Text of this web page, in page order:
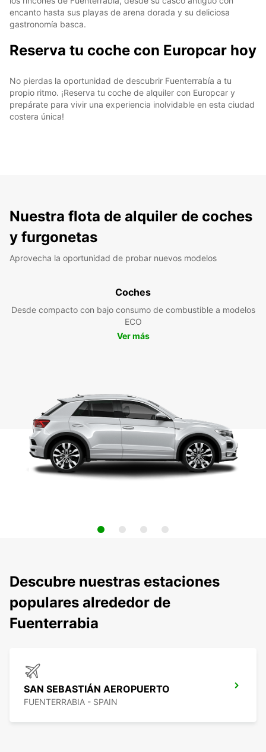
encanto hasta sus playas de arena dorada y su deliciosa
gastronomía basca.
Reserva tu coche con Europcar hoy
No pierdas la oportunidad de descubrir Fuenterrabía a tu
propio ritmo. ¡Reserva tu coche de alquiler con Europcar y
prepárate para vivir una experiencia inolvidable en esta ciudad
costera única!
Nuestra flota de alquiler de coches
y furgonetas
Aprovecha la oportunidad de probar nuevos modelos
Coches
Desde compacto con bajo consumo de combustible a modelos
ECO
Ver más
Descubre nuestras estaciones
populares alrededor de
Fuenterrabia
SAN SEBASTIÁN AEROPUERTO
FUENTERRABIA - SPAIN